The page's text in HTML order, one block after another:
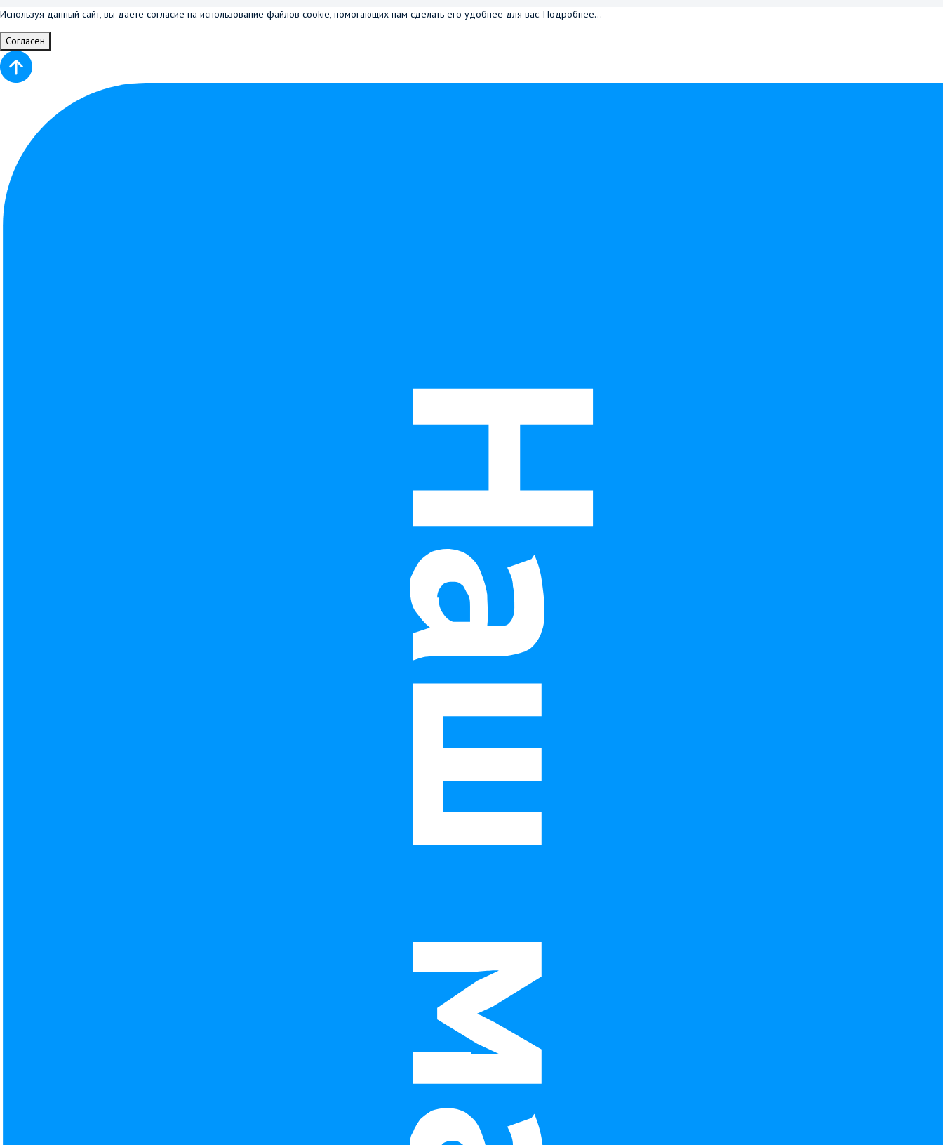
Используя данный сайт, вы даете согласие на использование файлов cookie, помогающих нам сделать его удобнее для вас. Подробнее...
Согласен